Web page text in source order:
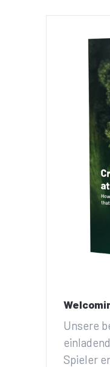
Unsere
Spieler